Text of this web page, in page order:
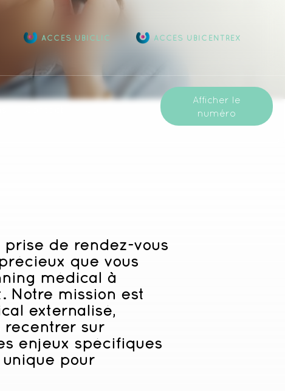
ACCÈS UBICLIC ACCÈS UBICENTREX
Afficher le
numéro
de rendez-vous
que vous
médical à
Notre mission est
externalisé,
recentrer sur
enjeux spécifiques
pour